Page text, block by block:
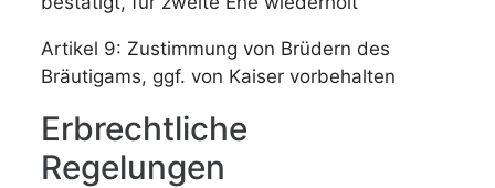
Artikel 9: Zustimmung von Brüdern des
Bräutigams, ggf. von Kaiser vorbehalten
Erbrechtliche
Regelungen